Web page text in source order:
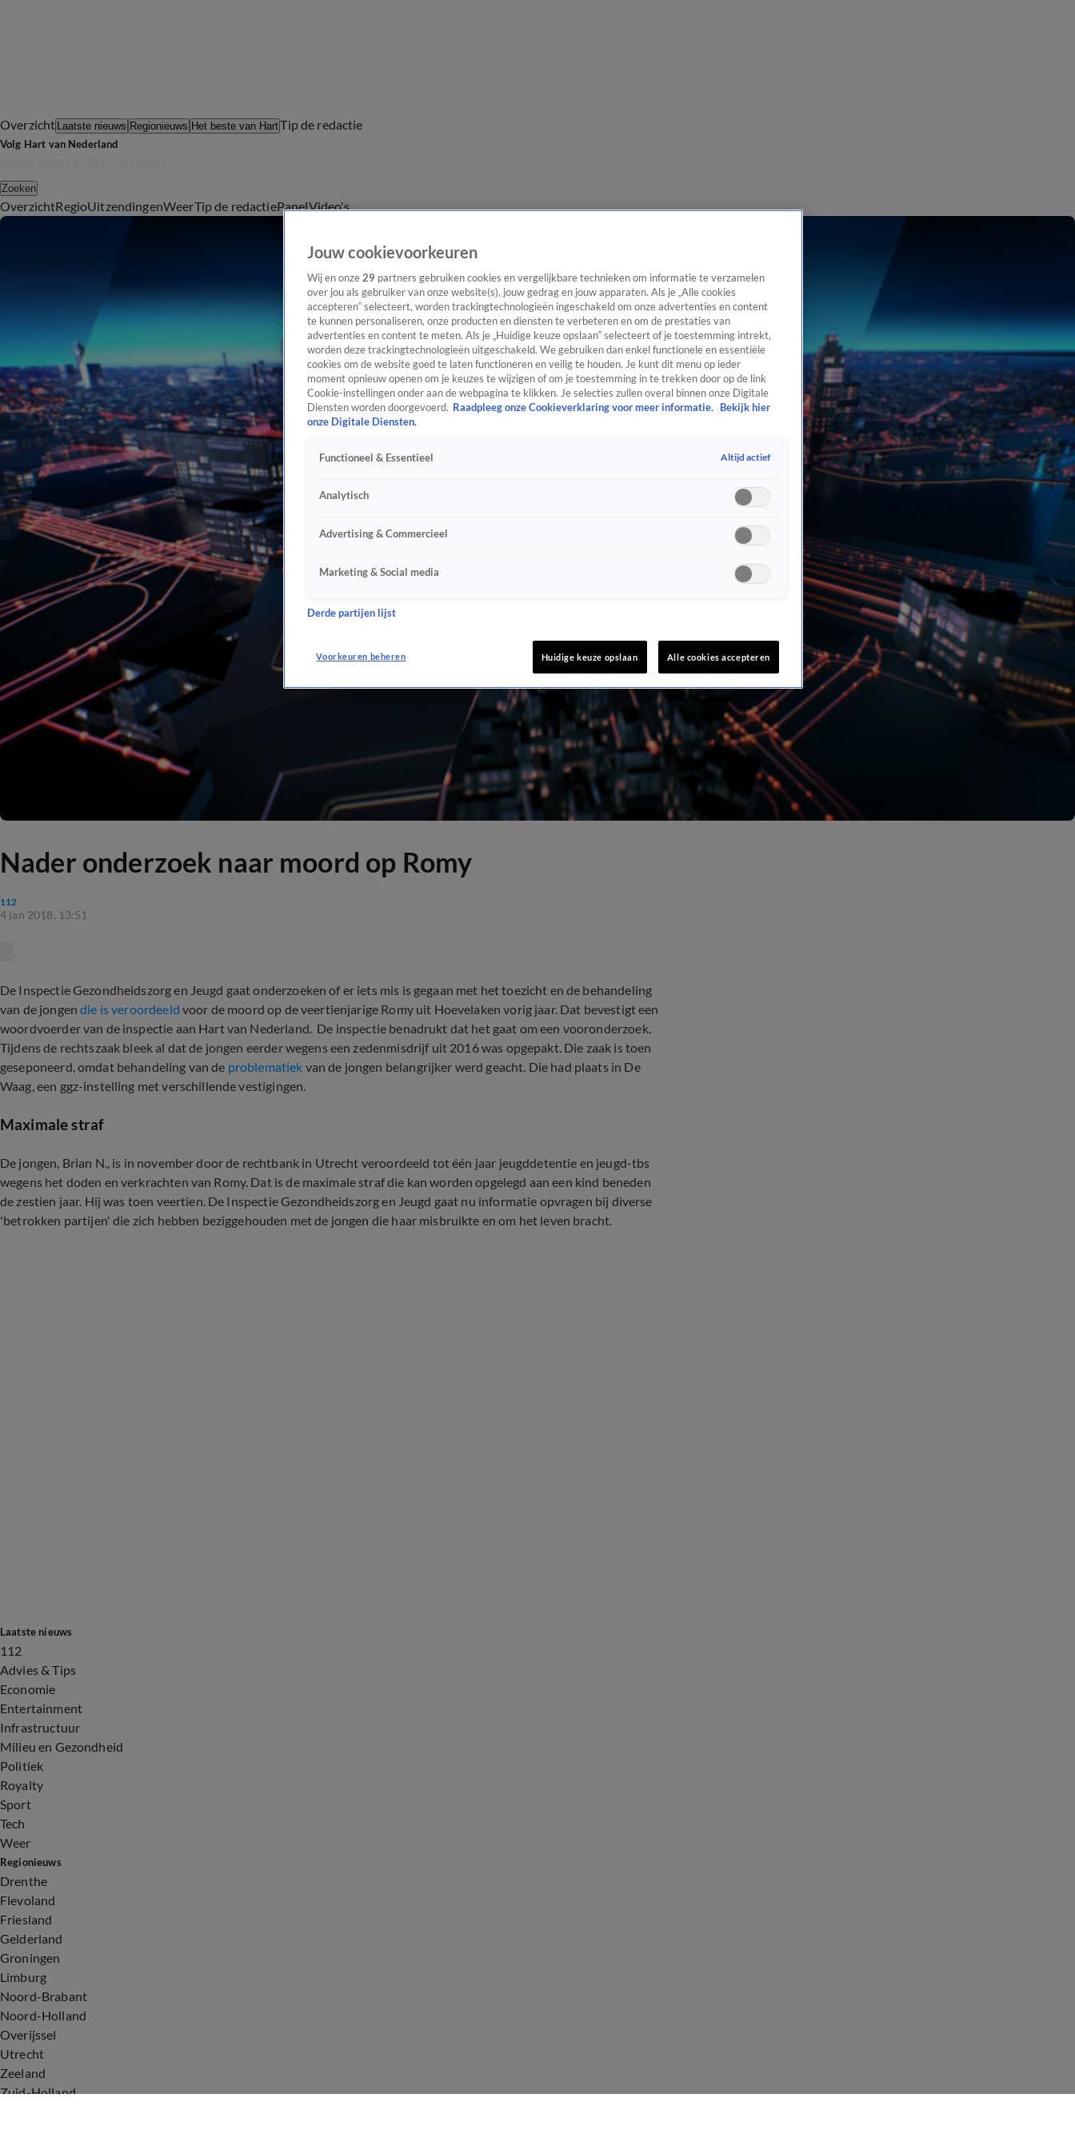
Overzicht Laatste nieuws Regionieuws Het beste van HartTip de redactie
Volg Hart van Nederland
Zoeken
OverzichtRegioUitzendingenWeerTip de redactiePanelVideo's
Nader onderzoek naar moord op Romy
112
4 jan 2018, 13:51
De Inspectie Gezondheidszorg en Jeugd gaat onderzoeken of er iets mis is gegaan met het toezicht en de behandeling
van de jongendie is veroordeeld voor de moord op de veertienjarige Romy uit Hoevelaken vorig jaar. Dat bevestigt een
woordvoerder van de inspectie aan Hart van Nederland. De inspectie benadrukt dat het gaat om een vooronderzoek.
Tijdens de rechtszaak bleek al dat de jongen eerder wegens een zedenmisdrijf uit 2016 was opgepakt. Die zaak is toen
geseponeerd, omdat behandeling van de problematiek van de jongen belangrijker werd geacht. Die had plaats in De
Waag, een ggz-instelling met verschillende vestigingen.
Maximale straf
De jongen, Brian N., is in november door de rechtbank in Utrecht veroordeeld tot één jaar jeugddetentie en jeugd-tbs
wegens het doden en verkrachten van Romy. Dat is de maximale straf die kan worden opgelegd aan een kind beneden
de zestien jaar. Hij was toen veertien. De Inspectie Gezondheidszorg en Jeugd gaat nu informatie opvragen bij diverse
'betrokken partijen' die zich hebben beziggehouden met de jongen die haar misbruikte en om het leven bracht.
Laatste nieuws
112
Advies & Tips
Economie
Entertainment
Infrastructuur
Milieu en Gezondheid
Politiek
Royalty
Sport
Tech
Weer
Regionieuws
Drenthe
Flevoland
Friesland
Gelderland
Groningen
Limburg
Noord-Brabant
Noord-Holland
Overijssel
Utrecht
Zeeland
Zuid-Holland
Jouw cookievoorkeuren
Wij en onze 29 partners gebruiken cookies en vergelijkbare technieken om informatie te verzamelen
over jou als gebruiker van onze website(s), jouw gedrag en jouw apparaten. Als je „Alle cookies
accepteren” selecteert, worden trackingtechnologieën ingeschakeld om onze advertenties en content
te kunnen personaliseren, onze producten en diensten te verbeteren en om de prestaties van
advertenties en content te meten. Als je „Huidige keuze opslaan” selecteert of je toestemming intrekt,
worden deze trackingtechnologieën uitgeschakeld. We gebruiken dan enkel functionele en essentiële
cookies om de website goed te laten functioneren en veilig te houden. Je kunt dit menu op ieder
moment opnieuw openen om je keuzes te wijzigen of om je toestemming in te trekken door op de link
Cookie-instellingen onder aan de webpagina te klikken. Je selecties zullen overal binnen onze Digitale
Diensten worden doorgevoerd. Raadpleeg onze Cookieverklaring voor meer informatie.
Bekijk hier
onze Digitale Diensten.
Functioneel & Essentieel Altijd actief
Analytisch
Advertising & Commercieel
Marketing & Social media
Derde partijen lijst
Voorkeuren beheren Huidige keuze opslaan Alle cookies accepteren